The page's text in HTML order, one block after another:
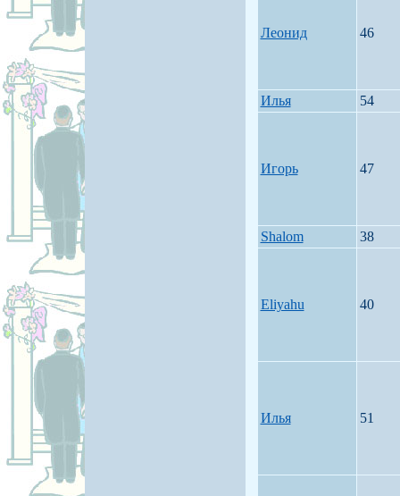
Леонид 46
Илья 54
Игорь 47
Shalom 38
Eliyahu 40
Илья 51